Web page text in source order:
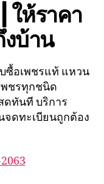
ให้ราคา
งบ้าน
ซื้อเพชรแท้ แหวน
พชรทุกชนิด
ดทันที บริการ
จดทะเบียนถูกต้อง